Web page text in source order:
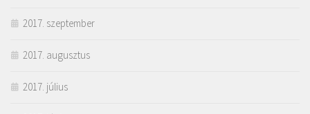
2017. szeptember
2017. augusztus
2017. július